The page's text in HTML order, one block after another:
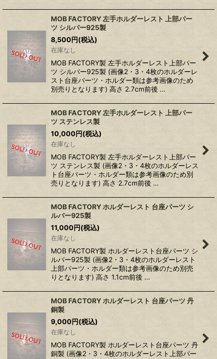
MOB FACTORY 左手ホルダーレスト 上部パー
ツ シルバー925製
8,500円(税込)
在庫なし
MOB FACTORY製 左手ホルダーレスト上部パー
ツ シルバー925製 (画像2・3・4枚のホルダーレ
スト台座パーツ・ホルダー類は参考画像のため
別売りとなります) 高さ 2.7cm前後 …
MOB FACTORY 左手ホルダーレスト 上部パー
ツ ステンレス製
10,000円(税込)
在庫なし
MOB FACTORY製 左手ホルダーレスト上部パー
ツ ステンレス製 (画像2・3・4枚のホルダーレス
ト台座パーツ・ホルダー類は参考画像のため別
売りとなります) 高さ 2.7cm前後 …
MOB FACTORY ホルダーレスト 台座パーツ シ
ルバー925製
11,000円(税込)
在庫なし
MOB FACTORY製 ホルダーレスト台座パーツ シ
ルバー925製 (画像2・3・4枚のホルダーレスト
上部パーツ・ホルダー類は参考画像のため別売
りとなります) 高さ 1.1cm前後 …
MOB FACTORY ホルダーレスト 台座パーツ 丹
銅製
9,000円(税込)
在庫なし
MOB FACTORY製 ホルダーレスト台座パーツ 丹
銅製 (画像2・3・4枚のホルダーレスト上部パー